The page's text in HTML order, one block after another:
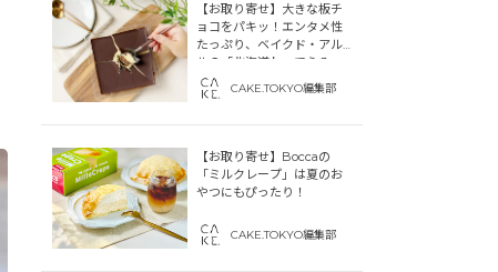
【お取り寄せ】大きな板チ
ョコをパキッ！エンタメ性
たっぷり、ベイクド・アル
ルの「北海道わってらみ
す」
CAKE.TOKYO編集部
【お取り寄せ】Boccaの
「ミルクレープ」は夏のお
やつにもぴったり！
CAKE.TOKYO編集部